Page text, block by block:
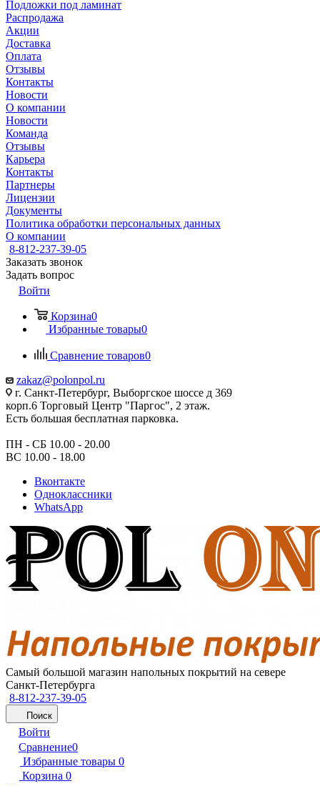
Подложки под ламинат
Распродажа
Акции
Доставка
Оплата
Отзывы
Контакты
Новости
О компании
Новости
Команда
Отзывы
Карьера
Контакты
Партнеры
Лицензии
Документы
Политика обработки персональных данных
О компании
8-812-237-39-05
Заказать звонок
Задать вопрос
Войти
Корзина0
Избранные товары0
Сравнение товаров0
zakaz@polonpol.ru
г. Санкт-Петербург, Выборгское шоссе д 369
корп.6 Торговый Центр "Паргос", 2 этаж.
Есть большая бесплатная парковка.
ПН - СБ 10.00 - 20.00
ВС 10.00 - 18.00
Вконтакте
Одноклассники
WhatsApp
Самый большой магазин напольных покрытий на севере
Санкт-Петербурга
8-812-237-39-05
Поиск
Войти
Сравнение0
Избранные товары 0
Корзина 0